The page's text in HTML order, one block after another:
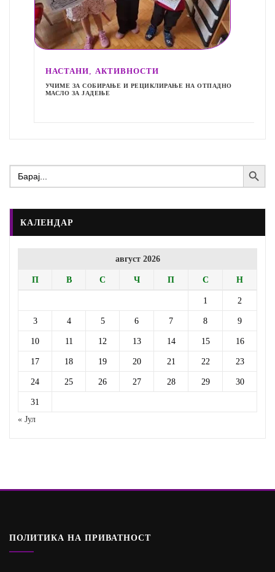
НАСТАНИ,АКТИВНОСТИ
УЧИМЕ ЗА СОБИРАЊЕ И РЕЦИКЛИРАЊЕ НА ОТПАДНО
МАСЛО ЗА ЈАДЕЊЕ
Search
for:
Search Button
КАЛЕНДАР
август 2026
П В С Ч П С Н
1 2
3 4 5 6 7 8 9
10 11 12 13 14 15 16
17 18 19 20 21 22 23
24 25 26 27 28 29 30
31
« Јул
ПОЛИТИКА НА ПРИВАТНОСТ